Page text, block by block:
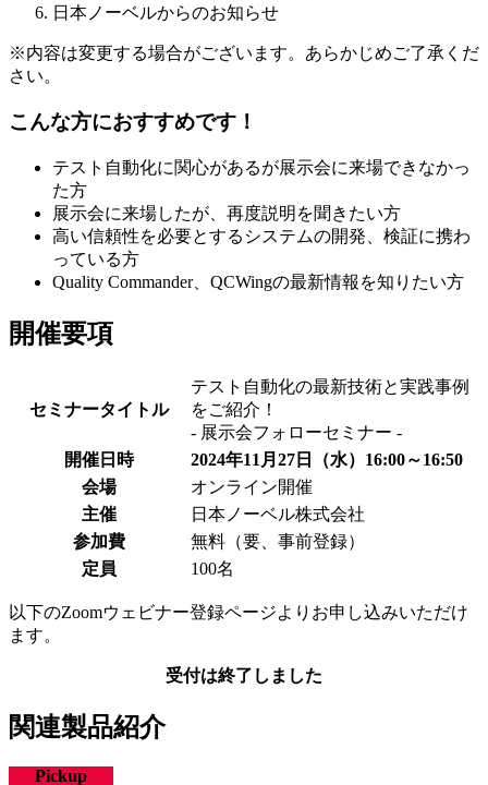
日本ノーベルからのお知らせ
※内容は変更する場合がございます。あらかじめご了承くだ
さい。
こんな方におすすめです！
テスト自動化に関心があるが展示会に来場できなかっ
た方
展示会に来場したが、再度説明を聞きたい方
高い信頼性を必要とするシステムの開発、検証に携わ
っている方
Quality Commander、QCWingの最新情報を知りたい方
開催要項
セミナータイトル
テスト自動化の最新技術と実践事例
をご紹介！
- 展示会フォローセミナー -
開催日時
2024年11月27日（水）16:00～16:50
会場
オンライン開催
主催
日本ノーベル株式会社
参加費
無料（要、事前登録）
定員
100名
以下のZoomウェビナー登録ページよりお申し込みいただけ
ます。
受付は終了しました
関連製品紹介
Pickup